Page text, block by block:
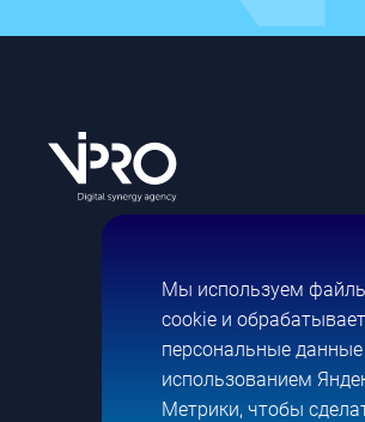
Мы используем
cookie и обрабатывает
персональные данные
использованием
Метрики, чтобы